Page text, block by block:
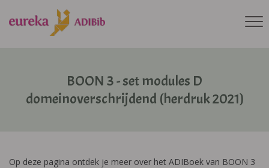
BOON 3 - set modules D
domeinoverschrijdend (herdruk 2021)
Op deze pagina ontdek je meer over het ADIBoek van BOON 3